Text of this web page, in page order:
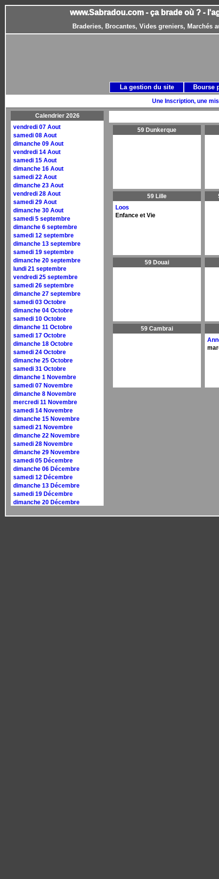
www.Sabradou.com - ça brade où ? -
Braderies, Brocantes, Vides greniers, Marchés
Une Inscription, une
Calendrier 2026
vendredi 07 Aout
samedi 08 Aout
dimanche 09 Aout
vendredi 14 Aout
samedi 15 Aout
dimanche 16 Aout
samedi 22 Aout
dimanche 23 Aout
vendredi 28 Aout
samedi 29 Aout
dimanche 30 Aout
samedi 5 septembre
dimanche 6 septembre
samedi 12 septembre
dimanche 13 septembre
samedi 19 septembre
dimanche 20 septembre
lundi 21 septembre
vendredi 25 septembre
samedi 26 septembre
dimanche 27 septembre
samedi 03 Octobre
dimanche 04 Octobre
samedi 10 Octobre
dimanche 11 Octobre
samedi 17 Octobre
dimanche 18 Octobre
samedi 24 Octobre
dimanche 25 Octobre
samedi 31 Octobre
dimanche 1 Novembre
samedi 07 Novembre
dimanche 8 Novembre
mercredi 11 Novembre
samedi 14 Novembre
dimanche 15 Novembre
samedi 21 Novembre
dimanche 22 Novembre
samedi 28 Novembre
dimanche 29 Novembre
samedi 05 Décembre
dimanche 06 Décembre
samedi 12 Décembre
dimanche 13 Décembre
samedi 19 Décembre
dimanche 20 Décembre
59 Dunkerque
59 Lille
Loos
Enfance et Vie
59 Douai
59 Cambrai
La gestion du site Bourse